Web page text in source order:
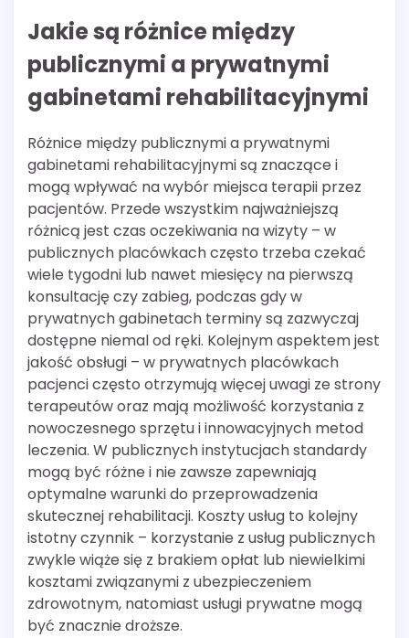
Jakie są różnice między
publicznymi a prywatnymi
gabinetami rehabilitacyjnymi
Różnice między publicznymi a prywatnymi
gabinetami rehabilitacyjnymi są znaczące i
mogą wpływać na wybór miejsca terapii przez
pacjentów. Przede wszystkim najważniejszą
różnicą jest czas oczekiwania na wizyty – w
publicznych placówkach często trzeba czekać
wiele tygodni lub nawet miesięcy na pierwszą
konsultację czy zabieg, podczas gdy w
prywatnych gabinetach terminy są zazwyczaj
dostępne niemal od ręki. Kolejnym aspektem jest
jakość obsługi – w prywatnych placówkach
pacjenci często otrzymują więcej uwagi ze strony
terapeutów oraz mają możliwość korzystania z
nowoczesnego sprzętu i innowacyjnych metod
leczenia. W publicznych instytucjach standardy
mogą być różne i nie zawsze zapewniają
optymalne warunki do przeprowadzenia
skutecznej rehabilitacji. Koszty usług to kolejny
istotny czynnik – korzystanie z usług publicznych
zwykle wiąże się z brakiem opłat lub niewielkimi
kosztami związanymi z ubezpieczeniem
zdrowotnym, natomiast usługi prywatne mogą
być znacznie droższe.